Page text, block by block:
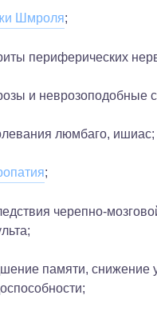
Шмроля;
периферических
и неврозоподобные
люмбаго, ишиас;
;
черепно-
памяти, снижение